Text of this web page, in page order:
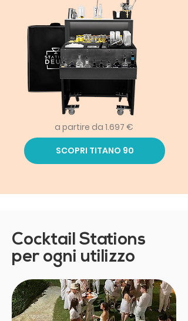
a partire da 1.697 €
SCOPRI TITANO 90
Cocktail Stations
per ogni utilizzo